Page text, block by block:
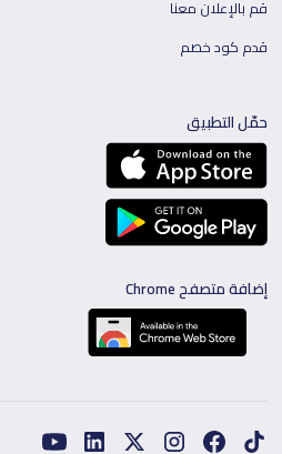
قم بالإعلان معنا
قدم كود خصم
حمّل التطبيق
إضافة متصفح Chrome